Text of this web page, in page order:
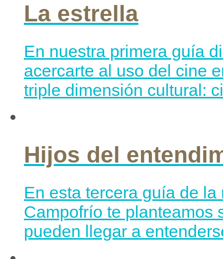
La estrella
En nuestra primera guía
acercarte al uso del cine
triple dimensión cultural:
Hijos del
En esta tercera guía de
Campofrío te planteamos
pueden llegar a